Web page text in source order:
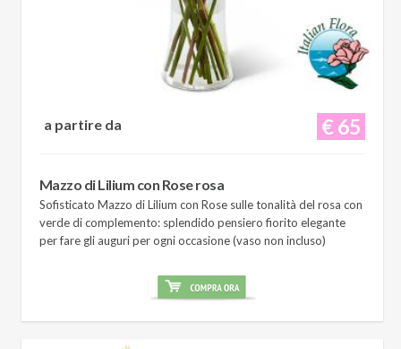
€ 65
a partire da
Mazzo di Lilium con Rose rosa
Sofisticato Mazzo di Lilium con Rose sulle tonalità del rosa con
verde di complemento: splendido pensiero fiorito elegante
per fare gli auguri per ogni occasione (vaso non incluso)